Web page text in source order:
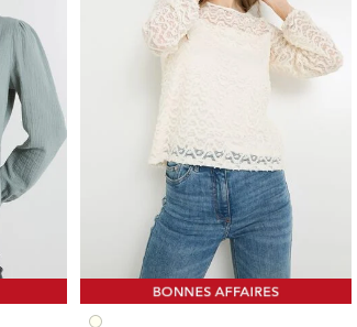
Image précédente
Image suivante